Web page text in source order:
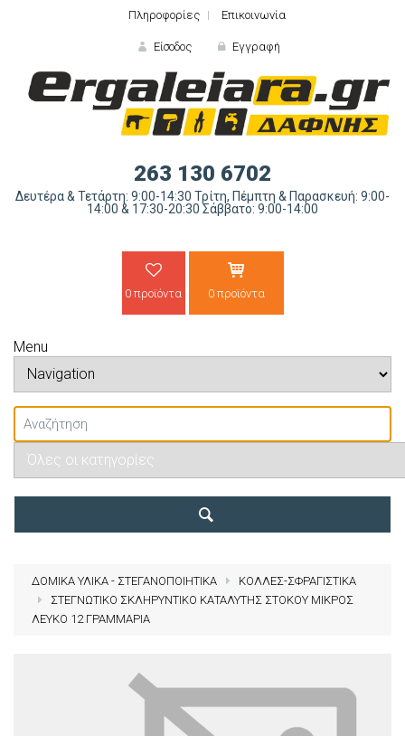
Πληροφορίες Επικοινωνία
Είσοδος
ΕΙΣΟΔΟΣ
Εγγραφή
263 130 6702
Δευτέρα & Τετάρτη: 9:00-14:30 Τρίτη, Πέμπτη & Παρασκευή: 9:00-
14:00 & 17:30-20:30 Σάββατο: 9:00-14:00
0 προϊόντα 0 προϊόντα
Menu
ΔΟΜΙΚΑ ΥΛΙΚΑ - ΣΤΕΓΑΝΟΠΟΙΗΤΙΚΑ
ΚΟΛΛΕΣ-ΣΦΡΑΓΙΣΤΙΚΑ
ΣΤΕΓΝΩΤΙΚΟ ΣΚΛΗΡΥΝΤΙΚΟ ΚΑΤΑΛΥΤΗΣ ΣΤΟΚΟΥ ΜΙΚΡΟΣ
ΛΕΥΚΟ 12 ΓΡΑΜΜΑΡΙΑ